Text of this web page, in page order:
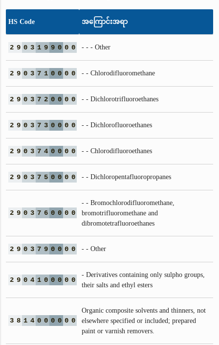
HS Code အကြောင်းအရာ
2 9 0 3 1 9 9 0 0 0 - - - Other
2 9 0 3 7 1 0 0 0 0 - - Chlorodifluoromethane
2 9 0 3 7 2 0 0 0 0 - - Dichlorotrifluoroethanes
2 9 0 3 7 3 0 0 0 0 - - Dichlorofluoroethanes
2 9 0 3 7 4 0 0 0 0 - - Chlorodifluoroethanes
2 9 0 3 7 5 0 0 0 0 - - Dichloropentafluoropropanes
2 9 0 3 7 6 0 0 0 0
- - Bromochlorodifluoromethane,
bromotrifluoromethane and
dibromotetrafluoroethanes
2 9 0 3 7 9 0 0 0 0 - - Other
2 9 0 4 1 0 0 0 0 0
- Derivatives containing only sulpho groups,
their salts and ethyl esters
3 8 1 4 0 0 0 0 0 0
Organic composite solvents and thinners, not
elsewhere specified or included; prepared
paint or varnish removers.